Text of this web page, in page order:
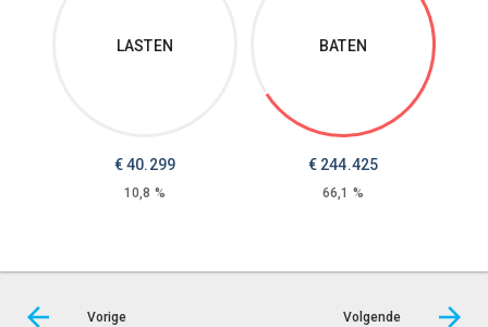
LASTEN
€40.299
10,8 %
BATEN
€ 244.425
66,1 %
Vorige Volgende